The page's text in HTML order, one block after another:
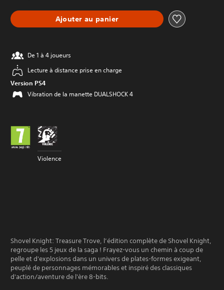
Ajouter au panier
De 1 à 4 joueurs
Lecture à distance prise en charge
Version PS4
Vibration de la manette DUALSHOCK 4
Violence
Shovel Knight: Treasure Trove, l’édition complète de Shovel Knight,
regroupe les 5 jeux de la saga ! Frayez-vous un chemin à coup de
pelle et d'explosions dans un univers de plates-formes exigeant,
peuplé de personnages mémorables et inspiré des classiques
d'action/aventure de l'ère 8-bits.